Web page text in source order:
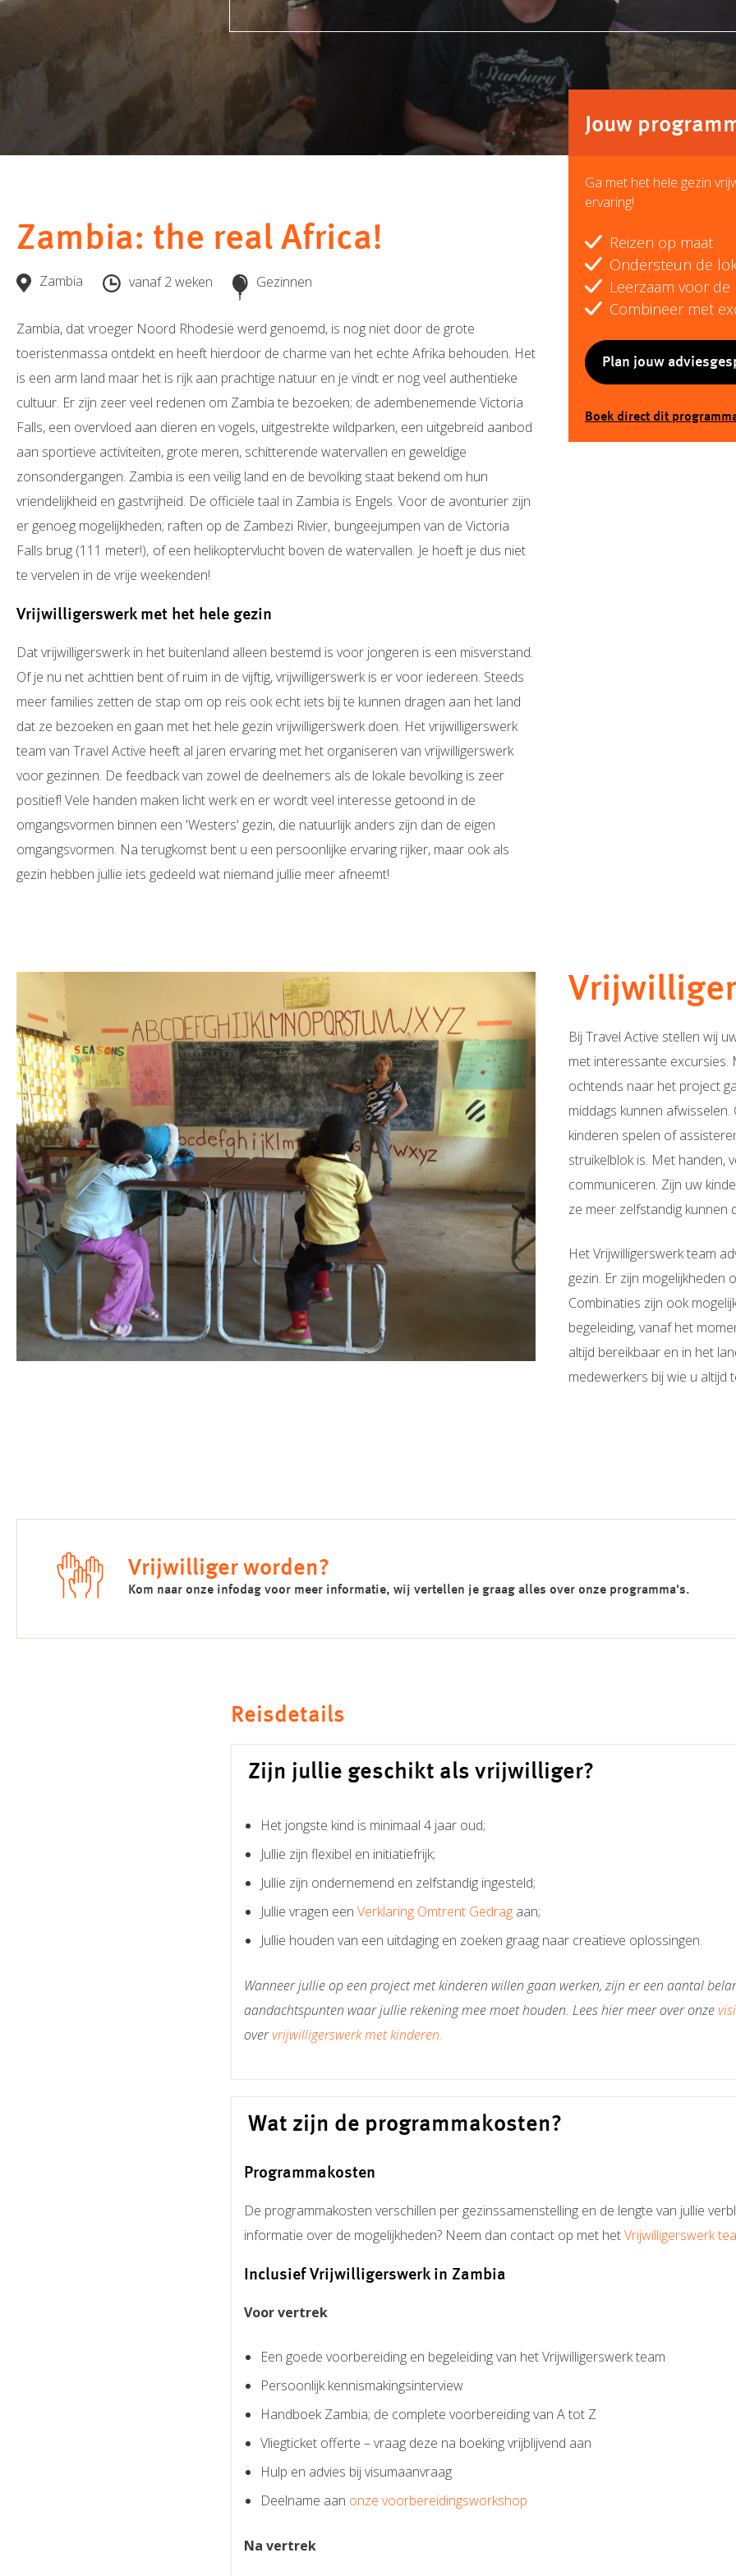
Zambia: the real Africa!
Zambia vanaf 2 weken Gezinnen
Zambia, dat vroeger Noord Rhodesië werd genoemd, is nog niet door de grote
toeristenmassa ontdekt en heeft hierdoor de charme van het echte Afrika behouden. Het
is een arm land maar het is rijk aan prachtige natuur en je vindt er nog veel authentieke
cultuur. Er zijn zeer veel redenen om Zambia te bezoeken; de adembenemende Victoria
Falls, een overvloed aan dieren en vogels, uitgestrekte wildparken, een uitgebreid aanbod
aan sportieve activiteiten, grote meren, schitterende watervallen en geweldige
zonsondergangen. Zambia is een veilig land en de bevolking staat bekend om hun
vriendelijkheid en gastvrijheid. De officiële taal in Zambia is Engels. Voor de avonturier zijn
er genoeg mogelijkheden; raften op de Zambezi Rivier‚ bungeejumpen van de Victoria
Falls brug (111 meter!)‚ of een helikoptervlucht boven de watervallen. Je hoeft je dus niet
te vervelen in de vrije weekenden!
Vrijwilligerswerk met het hele gezin
Dat vrijwilligerswerk in het buitenland alleen bestemd is voor jongeren is een misverstand.
Of je nu net achttien bent of ruim in de vijftig, vrijwilligerswerk is er voor iedereen. Steeds
meer families zetten de stap om op reis ook echt iets bij te kunnen dragen aan het land
dat ze bezoeken en gaan met het hele gezin vrijwilligerswerk doen. Het vrijwilligerswerk
team van Travel Active heeft al jaren ervaring met het organiseren van vrijwilligerswerk
voor gezinnen. De feedback van zowel de deelnemers als de lokale bevolking is zeer
positief! Vele handen maken licht werk en er wordt veel interesse getoond in de
omgangsvormen binnen een 'Westers' gezin, die natuurlijk anders zijn dan de eigen
omgangsvormen. Na terugkomst bent u een persoonlijke ervaring rijker, maar ook als
gezin hebben jullie iets gedeeld wat niemand jullie meer afneemt!
Jouw
Ga met het hele gezin
ervaring!
Reizen op maat
Ondersteun de
Leerzaam voor
Combineer met
Plan jouw
Boek direct dit
Bij Travel Active stellen wij
met interessante excursies.
ochtends naar het project
middags kunnen
kinderen spelen of
struikelblok is. Met handen,
communiceren. Zijn uw
ze meer zelfstandig kunnen
Het Vrijwilligerswerk team
gezin. Er zijn
Combinaties zijn ook
begeleiding, vanaf het
altijd bereikbaar en in het
medewerkers bij wie u altijd
Vrijwilliger worden?
Kom naar onze infodag voor meer informatie, wij vertellen je graag alles over onze programma's.
Reisdetails
Zijn jullie geschikt als vrijwilliger?
Het jongste kind is minimaal 4 jaar oud;
Jullie zijn flexibel en initiatiefrijk;
Jullie zijn ondernemend en zelfstandig ingesteld;
Jullie vragen een Verklaring Omtrent Gedragaan;
Jullie houden van een uitdaging en zoeken graag naar creatieve oplossingen.
Wanneer jullie op een project met kinderen willen gaan werken, zijn er een aantal
aandachtspunten waar jullie rekening mee moet houden. Lees hier meer over onze
overvrijwilligerswerk met kinderen.
Wat zijn de programmakosten?
Programmakosten
De programmakosten verschillen per gezinssamenstelling en de lengte van jullie
informatie over de mogelijkheden? Neem dan contact op met hetVrijwilligerswerk
Inclusief Vrijwilligerswerk in Zambia
Voor vertrek
Een goede voorbereiding en begeleiding van het Vrijwilligerswerk team
Persoonlijk kennismakingsinterview
Handboek Zambia; de complete voorbereiding van A tot Z
Vliegticket offerte – vraag deze na boeking vrijblijvend aan
Hulp en advies bij visumaanvraag
Deelname aan onze voorbereidingsworkshop
Na vertrek